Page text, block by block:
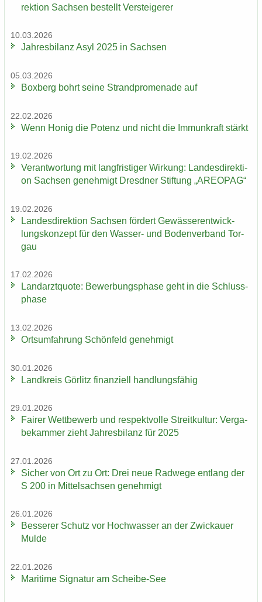
rek­ti­on Sach­sen be­stellt Ver­stei­ge­rer
10.03.2026
Jah­res­bi­lanz Asyl 2025 in Sach­sen
05.03.2026
Box­berg bohrt seine Strand­pro­me­na­de auf
22.02.2026
Wenn Honig die Po­tenz und nicht die Im­mun­kraft stärkt
19.02.2026
Ver­ant­wor­tung mit lang­fris­ti­ger Wir­kung: Lan­des­di­rek­ti­
on Sach­sen ge­neh­migt Dresd­ner Stif­tung „AREO­PAG“
19.02.2026
Lan­des­di­rek­ti­on Sach­sen för­dert Ge­wäs­ser­ent­wick­
lungs­kon­zept für den Wasser-​ und Bo­den­ver­band Tor­
gau
17.02.2026
Land­arzt­quo­te: Be­wer­bungs­pha­se geht in die Schluss­
pha­se
13.02.2026
Orts­um­fah­rung Schön­feld ge­neh­migt
30.01.2026
Land­kreis Gör­litz fi­nan­zi­ell hand­lungs­fä­hig
29.01.2026
Fai­rer Wett­be­werb und re­spekt­vol­le Streit­kul­tur: Ver­ga­
be­kam­mer zieht Jah­res­bi­lanz für 2025
27.01.2026
Si­cher von Ort zu Ort: Drei neue Rad­we­ge ent­lang der
S 200 in Mit­tel­sach­sen ge­neh­migt
26.01.2026
Bes­se­rer Schutz vor Hoch­was­ser an der Zwi­ckau­er
Mulde
22.01.2026
Ma­ri­ti­me Si­gna­tur am Scheibe-​See